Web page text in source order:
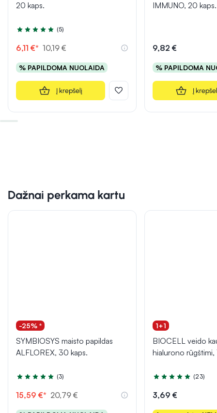
20 kaps.
Įvertinimas 4.6 iš 5
(5)
6,11 €* 10,19 €
% PAPILDOMA NUOLAIDA
Į krepšelį
IMMUNO, 20 kaps.
9,82 €
% PAPILDOMA
Į
Dažnai perkama kartu
-25% *
SYMBIOSYS maisto papildas
ALFLOREX, 30 kaps.
Įvertinimas 5.0 iš 5
(3)
15,59 €* 20,79 €
1+1
BIOCELL veido
hialurono rūgštimi,
Įvertinimas 5.0 iš 5
(23)
3,69 €